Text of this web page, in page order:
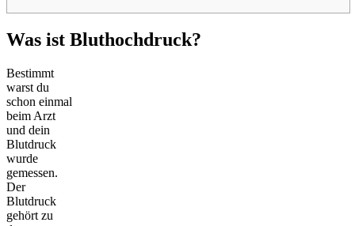
Was ist Bluthochdruck?
Bestimmt
warst du
schon einmal
beim Arzt
und dein
Blutdruck
wurde
gemessen.
Der
Blutdruck
gehört zu